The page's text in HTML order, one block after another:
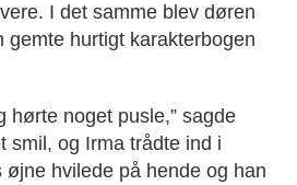
I det samme blev døren
gemte hurtigt karakterbogen
hørte noget pusle,” sagde
smil, og Irma trådte ind i
øjne hvilede på hende og han